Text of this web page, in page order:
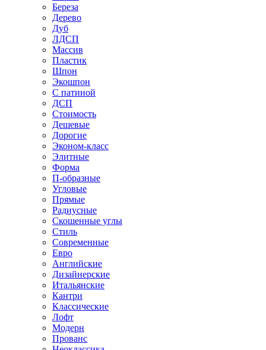
Береза
Дерево
Дуб
ЛДСП
Массив
Пластик
Шпон
Экошпон
С патиной
ДСП
Стоимость
Дешевые
Дорогие
Эконом-класс
Элитные
Форма
П-образные
Угловые
Прямые
Радиусные
Скошенные углы
Стиль
Современные
Евро
Английские
Дизайнерские
Итальянские
Кантри
Классические
Лофт
Модерн
Прованс